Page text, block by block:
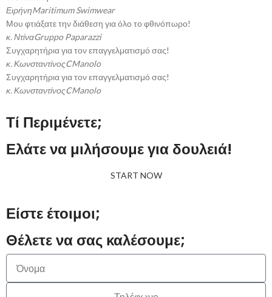
ΕιρήνηMaritimum Swimwear
Μου φτιάξατε την διάθεση για όλο το φθινόπωρο!
κ. ΝτίναGruppo Paparazzi
Συγχαρητήρια για τον επαγγελματισμό σας!
κ. ΚωνσταντίνοςCManolo
Συγχαρητήρια για τον επαγγελματισμό σας!
κ. ΚωνσταντίνοςCManolo
Είστε έτοιμοι;
Θέλετε να σας καλέσουμε;
Τί Περιμένετε;
Ελάτε να μιλήσουμε για δουλειά!
START NOW